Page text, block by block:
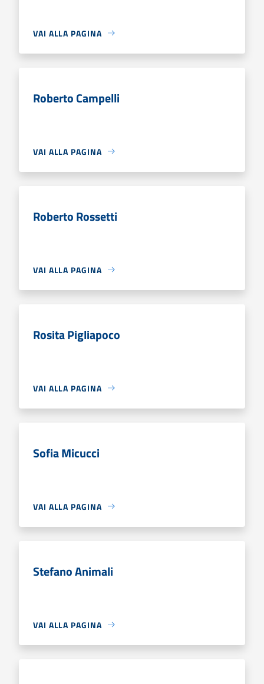
VAI ALLA PAGINA
Roberto Campelli
VAI ALLA PAGINA
Roberto Rossetti
VAI ALLA PAGINA
Rosita Pigliapoco
VAI ALLA PAGINA
Sofia Micucci
VAI ALLA PAGINA
Stefano Animali
VAI ALLA PAGINA